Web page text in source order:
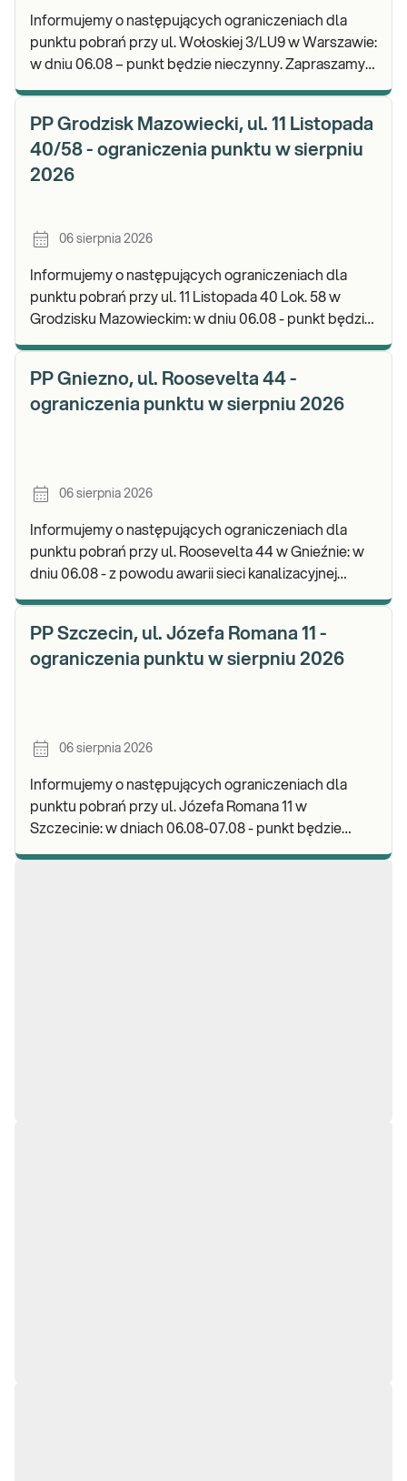
Informujemy o następujących ograniczeniach dla
punktu pobrań przy ul. Wołoskiej 3/LU9 w Warszawie:
w dniu 06.08 – punkt będzie nieczynny. Zapraszamy
PP Grodzisk Mazowiecki, ul. 11 Listopada
40/58 - ograniczenia punktu w sierpniu
2026
06 sierpnia 2026
Informujemy o następujących ograniczeniach dla
punktu pobrań przy ul. 11 Listopada 40 Lok. 58 w
Grodzisku Mazowieckim: w dniu 06.08 - punkt będzie
PP Gniezno, ul. Roosevelta 44 -
ograniczenia punktu w sierpniu 2026
06 sierpnia 2026
Informujemy o następujących ograniczeniach dla
punktu pobrań przy ul. Roosevelta 44 w Gnieźnie: w
dniu 06.08 - z powodu awarii sieci kanalizacyjnej
PP Szczecin, ul. Józefa Romana 11 -
ograniczenia punktu w sierpniu 2026
06 sierpnia 2026
Informujemy o następujących ograniczeniach dla
punktu pobrań przy ul. Józefa Romana 11 w
Szczecinie: w dniach 06.08-07.08 - punkt będzie